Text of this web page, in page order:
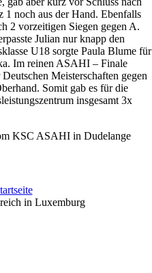
1 noch aus der Hand. Ebenfalls
2 vorzeitigen Siegen gegen A.
Julian nur knapp den
U18 sorgte Paula Blume für
Im reinen ASAHI – Finale
Meisterschaften gegen
Somit gab es für die
insgesamt 3x
KSC ASAHI in Dudelange
in Luxemburg